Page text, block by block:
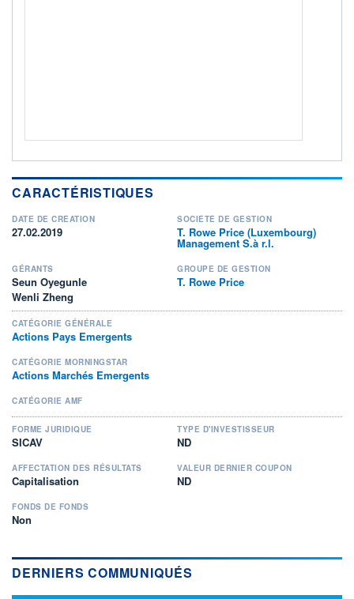
+ PORTEFEUILLE + LISTE
CARACTÉRISTIQUES
DATE DE CRÉATION
27.02.2019
SOCIÉTÉ DE GESTION
T. Rowe Price (Luxembourg)
Management S.à r.l.
GÉRANTS
Seun Oyegunle
Wenli Zheng
GROUPE DE GESTION
T. Rowe Price
CATÉGORIE GÉNÉRALE
Actions Pays Emergents
CATÉGORIE MORNINGSTAR
Actions Marchés Emergents
CATÉGORIE AMF
FORME JURIDIQUE
SICAV
TYPE D'INVESTISSEUR
ND
AFFECTATION DES RÉSULTATS
Capitalisation
VALEUR DERNIER COUPON
ND
FONDS DE FONDS
Non
DERNIERS COMMUNIQUÉS